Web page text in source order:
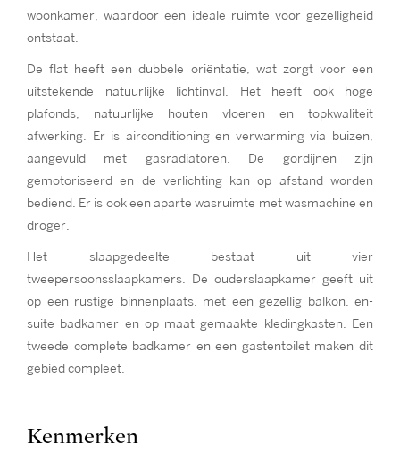
woonkamer, waardoor een ideale ruimte voor gezelligheid
ontstaat.
De flat heeft een dubbele oriëntatie, wat zorgt voor een
uitstekende natuurlijke lichtinval. Het heeft ook hoge
plafonds, natuurlijke houten vloeren en topkwaliteit
afwerking. Er is airconditioning en verwarming via buizen,
aangevuld met gasradiatoren. De gordijnen zijn
gemotoriseerd en de verlichting kan op afstand worden
bediend. Er is ook een aparte wasruimte met wasmachine en
droger.
Het slaapgedeelte bestaat uit vier
tweepersoonsslaapkamers. De ouderslaapkamer geeft uit
op een rustige binnenplaats, met een gezellig balkon, en-
suite badkamer en op maat gemaakte kledingkasten. Een
tweede complete badkamer en een gastentoilet maken dit
gebied compleet.
Kenmerken